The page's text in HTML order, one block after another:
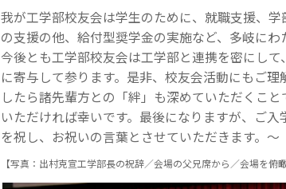
我が工学部校友会は学生のために、就職支援、
の支援の他、給付型奨学金の実施など、多岐にわ
今後とも工学部校友会は工学部と連携を密にし
に寄与して参ります。是非、校友会活動にもご理
したら諸先輩方との「絆」も深めていただくこ
いただければ幸いです。最後になりますが、ご
を祝し、お祝いの言葉とさせていただきます。～
【写真：出村克宣工学部長の祝辞／会場の父兄席から／会場を俯瞰